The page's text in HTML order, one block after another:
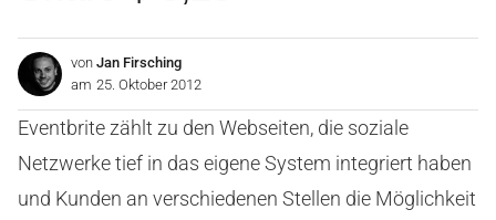
von Jan Firsching
am 25. Oktober 2012
Eventbrite zählt zu den Webseiten, die soziale
Netzwerke tief in das eigene System integriert haben
und Kunden an verschiedenen Stellen die Möglichkeit